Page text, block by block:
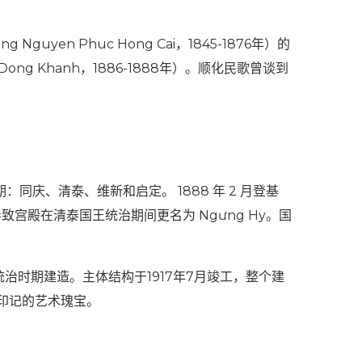
Nguyen Phuc Hong Cai，1845-1876年）的
Khanh，1886-1888年）。顺化民歌曾谈到
同庆、清泰、维新和启定。 1888 年 2 月登基
宫殿在清泰国王统治期间更名为 Ngưng Hy。国
时期建造。主体结构于1917年7月竣工，整个建
的艺术瑰宝。